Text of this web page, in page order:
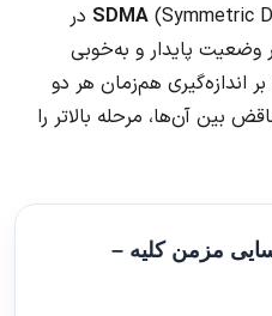
SDMA (Symmetric Dimethylarginine) در
وضعیت پایدار و به‌خوبی
آبرسانی‌شده انجام می‌شود. IRIS بر اندازه‌گیری هم‌زمان هر دو
بین آن‌ها، مرحله بالاتر را
مزمن کلیه –